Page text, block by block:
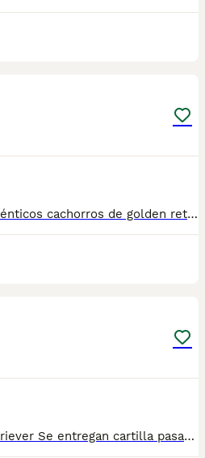
PRECIOOOO REALLLL auténticos cachorros de golden retriever listos para entregar Nada de reservas ni adelantos de dinero Ven a ver el cachorro lo eliges y te lo llevas Media vida dedicada únicamente a la cría y selección de esta raza
Cachorritos de golden retriever Se entregan cartilla pasaporte Desparasitaciones al día Vacunas a su correspondiente edad Criados en ambiente familiar Para más información al WhatsApp del 616121781